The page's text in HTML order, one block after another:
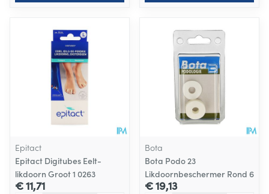
Epitact
Epitact Digitubes Eelt-
likdoorn Groot 1 0263
€ 11,71
Bota
Bota Podo 23
Likdoornbeschermer Rond 6
€ 19,13